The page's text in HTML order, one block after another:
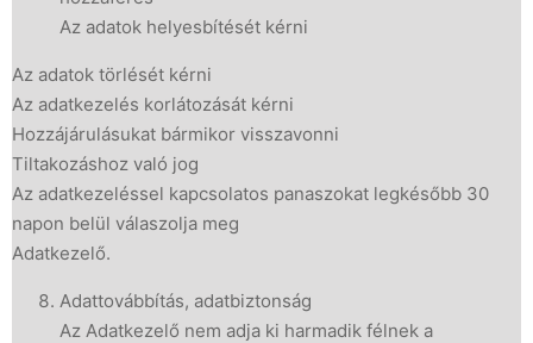
Az adatok helyesbítését kérni
Az adatok törlését kérni
Az adatkezelés korlátozását kérni
Hozzájárulásukat bármikor visszavonni
Tiltakozáshoz való jog
Az adatkezeléssel kapcsolatos panaszokat legkésőbb 30
napon belül válaszolja meg
Adatkezelő.
Adattovábbítás, adatbiztonság
Az Adatkezelő nem adja ki harmadik félnek a